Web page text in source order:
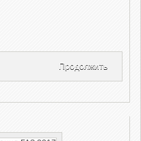
Продолжить